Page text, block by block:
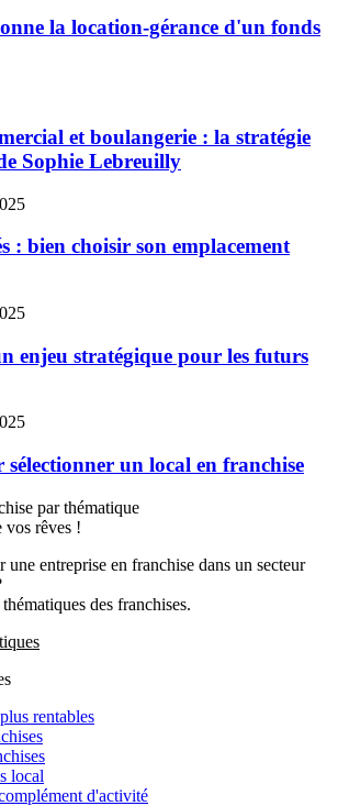
la location-gérance d'un fonds
et boulangerie : la stratégie
Sophie Lebreuilly
: bien choisir son emplacement
enjeu stratégique pour les futurs
sélectionner un local en franchise
par thématique
vos rêves !
une entreprise en franchise dans un secteur
des franchises.
rentables
local
d'activité